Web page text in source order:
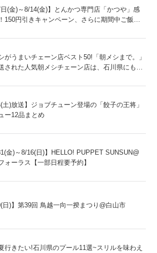
日(金)～8/14(金)】とんかつ専門店「かつや」感
150円引きキャンペーン、さらに期間中ご飯大
がうまいチェーン店ベスト50!「朝メシまで。」
された人気朝メシチェーン店は、石川県にもあ
土)放送】ジョブチューン登場の「餃子の王将」
ー12品まとめ
金)～8/16(日)】HELLO! PUPPET SUNSUN@
ォーラス【一部日程要予約】
日)】第39回 鳥越一向一揆まつり@白山市
行きたい!石川県のプール11選~スリルを味わえ